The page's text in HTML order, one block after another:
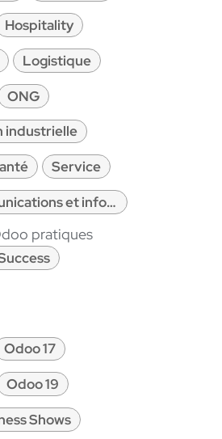
Hospitality
Logistique
ONG
industrielle
Service
Télécommunications et informatique
pratiques
Odoo 17
Odoo 19
Shows